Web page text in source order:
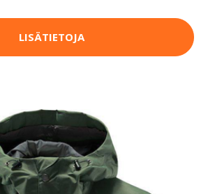
LISÄTIETOJA